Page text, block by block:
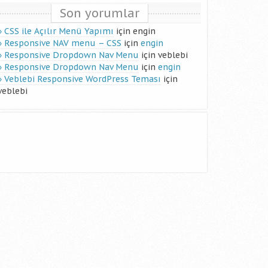
Son yorumlar
CSS ile Açılır Menü Yapımı için engin
Responsive NAV menu – CSS için engin
Responsive Dropdown Nav Menu için veblebi
Responsive Dropdown Nav Menu için engin
Veblebi Responsive WordPress Teması için